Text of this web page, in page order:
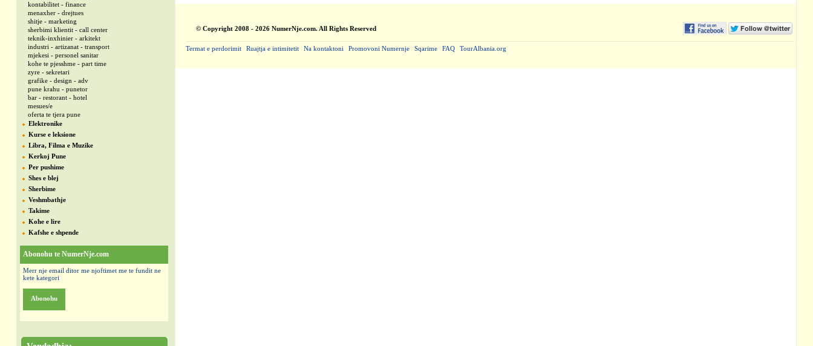
kontabilitet - finance
menaxher - drejtues
shitje - marketing
sherbimi klientit - call center
teknik-inxhinier - arkitekt
industri - artizanat - transport
mjekesi - personel sanitar
kohe te pjesshme - part time
zyre - sekretari
grafike - design - adv
pune krahu - punetor
bar - restorant - hotel
mesues/e
oferta te tjera pune
Elektronike
Kurse e leksione
Libra, Filma e Muzike
Kerkoj Pune
Per pushime
Shes e blej
Sherbime
Veshmbathje
Takime
Kohe e lire
Kafshe e shpende
Abonohu te NumerNje.com
Merr nje email ditor me njoftimet me te fundit ne
kete kategori
Abonohu
© Copyright 2008 - 2026 NumerNje.com. All Rights Reserved
Termat e perdorimit Ruajtja e intimitetit Na kontaktoni Promovoni Numernje Sqarime FAQ TourAlbania.org